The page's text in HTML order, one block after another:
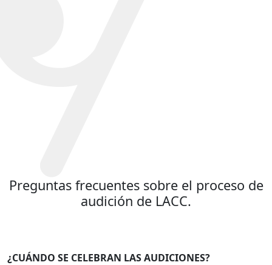
Preguntas frecuentes sobre el proceso de
audición de LACC.
¿CUÁNDO SE CELEBRAN LAS AUDICIONES?